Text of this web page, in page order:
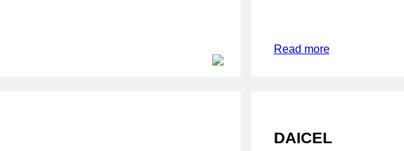
Read more
DAICEL